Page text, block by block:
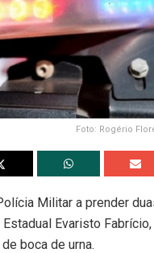
Foto: Rogério
Militar a prender
Evaristo
boca de urna.